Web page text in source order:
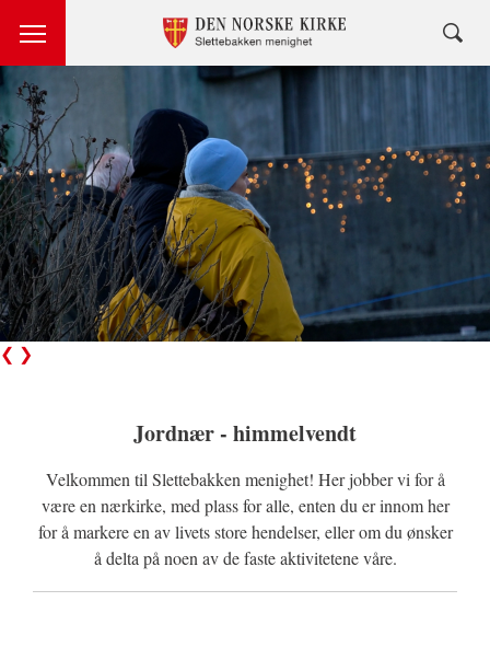
❮ ❯
Jordnær - himmelvendt
Velkommen til Slettebakken menighet! Her jobber vi for å
være en nærkirke, med plass for alle, enten du er innom her
for å markere en av livets store hendelser, eller om du ønsker
å delta på noen av de faste aktivitetene våre.